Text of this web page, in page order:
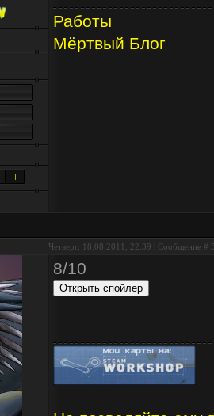
Работы
Мёртвый Блог
Четверг, 18.08.2011, 22:39 | Сообщение #
8/10